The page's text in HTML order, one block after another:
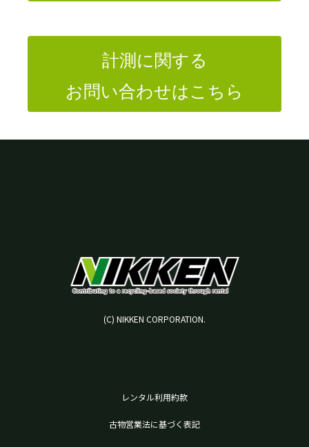
計測に関する
お問い合わせはこちら
(C) NIKKEN CORPORATION.
レンタル利用約款
古物営業法に基づく表記